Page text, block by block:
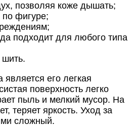
позволяя коже дышать;
фигуре;
подходит для любого типа
шить.
является его легкая
поверхность легко
пыль и мелкий мусор. На
теряет яркость. Уход за
сложный.